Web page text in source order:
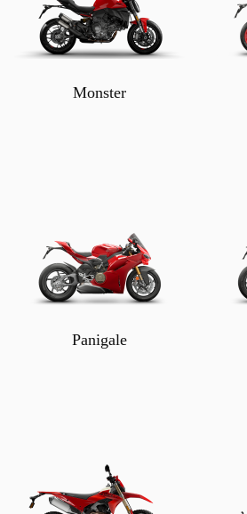
Monster
Panigale